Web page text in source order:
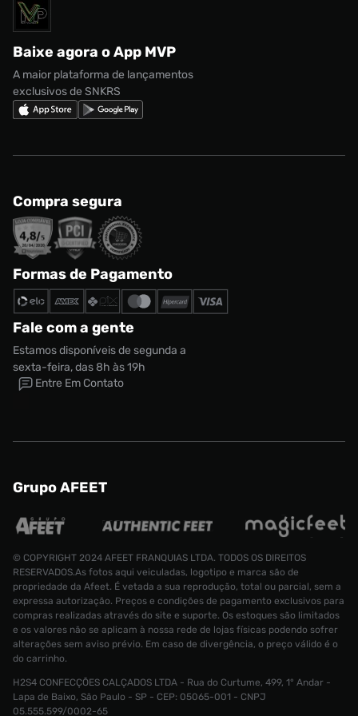
CONTINUAR COMPRANDO
Tênis Nike Giannis Freak 7 Masculino
Tamanho:
40
R$ 999,99
ADICIONAR AO CARRINHO
Marcas
adidas Campus
Nike Shox
Política de privacidade
Regulamento CRM/ CASHBACK
Regulamento Cupom
Solicite seus dados
Baixe agora o App MVP
A maior plataforma de lançamentos
exclusivos de SNKRS
Compra segura
Formas de Pagamento
Fale com a gente
Estamos disponíveis de segunda a
sexta-feira, das 8h às 19h
Entre Em Contato
Grupo AFEET
© COPYRIGHT 2024 AFEET FRANQUIAS LTDA. TODOS OS DIREITOS
RESERVADOS.As fotos aqui veiculadas, logotipo e marca são de
propriedade da Afeet. É vetada a sua reprodução, total ou parcial, sem a
expressa autorização. Preços e condições de pagamento exclusivos para
compras realizadas através do site e suporte. Os estoques são limitados
e os valores não se aplicam à nossa rede de lojas físicas podendo sofrer
alterações sem aviso prévio. Em caso de divergência, o preço válido é o
do carrinho.
H2S4 CONFECÇÕES CALÇADOS LTDA - Rua do Curtume, 499, 1° Andar -
Lapa de Baixo, São Paulo - SP - CEP: 05065-001 - CNPJ
05.555.599/0002-65